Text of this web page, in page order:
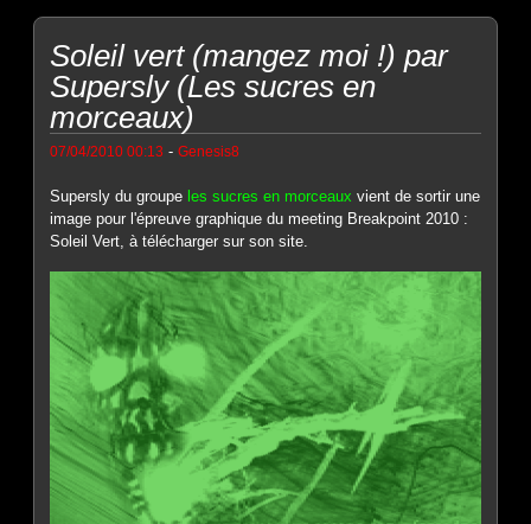
Soleil vert (mangez moi !) par
Supersly (Les sucres en
morceaux)
07/04/2010 00:13 -Genesis8
Supersly du groupe les sucres en morceaux vient de sortir une
image pour l'épreuve graphique du meeting Breakpoint 2010 :
Soleil Vert, à télécharger sur son site.